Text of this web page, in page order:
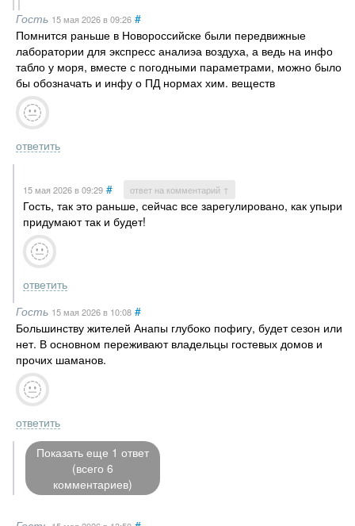
Гость 15 мая 2026в 09:26 #
Помнится раньше в Новороссийске были передвижные
лаборатории для экспресс аналиэа воздуха, а ведь на инфо
табло у моря, вместе с погодными параметрами, можно было
бы обозначать и инфу о ПД нормах хим. веществ
ответить
15 мая 2026в 09:29 # ответ на комментарий ↑
Гость, так это раньше, сейчас все зарегулировано, как упыри
придумают так и будет!
ответить
Гость 15 мая 2026в 10:08 #
Большинству жителей Анапы глубоко пофигу, будет сезон или
нет. В основном переживают владельцы гостевых домов и
прочих шаманов.
ответить
Показать еще 1 ответ
(всего 6
комментариев)